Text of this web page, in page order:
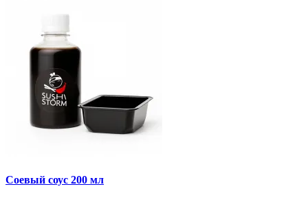
Соевый соус 200 мл